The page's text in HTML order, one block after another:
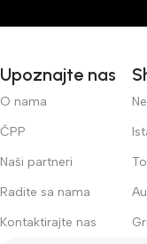
Upoznajte nas
O nama
ČPP
Naši partneri
Radite sa nama
Kontaktirajte nas